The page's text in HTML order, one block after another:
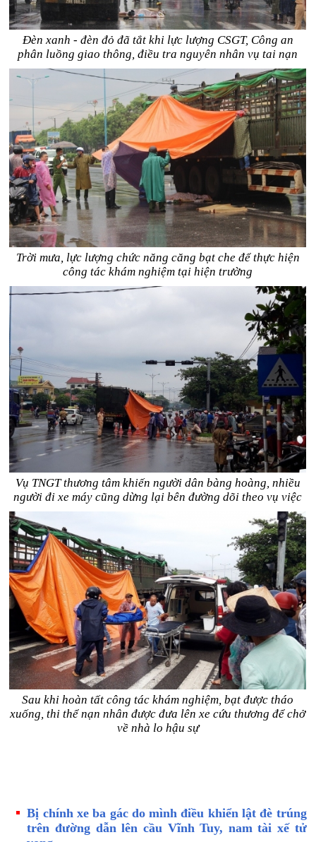
Đèn xanh - đèn đỏ đã tắt khi lực lượng CSGT, Công an
phân luồng giao thông, điều tra nguyên nhân vụ tai nạn
Trời mưa, lực lượng chức năng căng bạt che để thực hiện
công tác khám nghiệm tại hiện trường
Vụ TNGT thương tâm khiến người dân bàng hoàng, nhiều
người đi xe máy cũng dừng lại bên đường dõi theo vụ việc
Sau khi hoàn tất công tác khám nghiệm, bạt được tháo
xuống, thi thể nạn nhân được đưa lên xe cứu thương để chở
về nhà lo hậu sự
Bị chính xe ba gác do mình điều khiển lật đè trúng
trên đường dẫn lên cầu Vĩnh Tuy, nam tài xế tử